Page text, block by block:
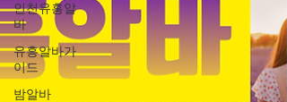
인천유흥알
바
유흥알바가
이드
밤알바